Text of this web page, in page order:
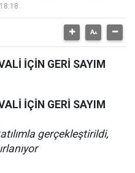
İÇİN GERİ SAYIM
İÇİN GERİ SAYIM
gerçekleştirildi,